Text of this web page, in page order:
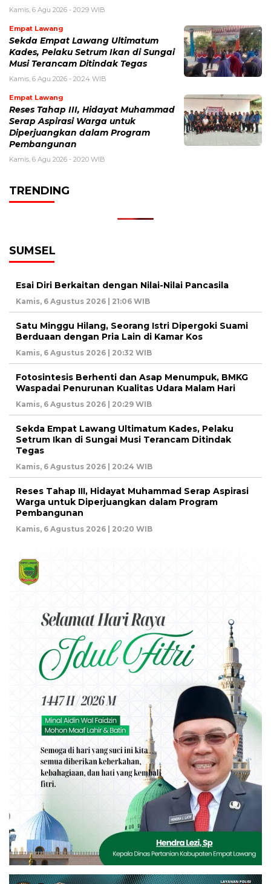
Kamis, 6 Agu 2026 - 20:29 WIB
Empat Lawang
Sekda Empat Lawang Ultimatum
Kades, Pelaku Setrum Ikan di Sungai
Musi Terancam Ditindak Tegas
Kamis, 6 Agu 2026 - 20:24 WIB
Empat Lawang
Reses Tahap III, Hidayat Muhammad
Serap Aspirasi Warga untuk
Diperjuangkan dalam Program
Pembangunan
Kamis, 6 Agu 2026 - 20:20 WIB
TRENDING
SUMSEL
Esai Diri Berkaitan dengan Nilai-Nilai Pancasila
Kamis, 6 Agustus 2026 | 21:06 WIB
Satu Minggu Hilang, Seorang Istri Dipergoki Suami
Berduaan dengan Pria Lain di Kamar Kos
Kamis, 6 Agustus 2026 | 20:32 WIB
Fotosintesis Berhenti dan Asap Menumpuk, BMKG
Waspadai Penurunan Kualitas Udara Malam Hari
Kamis, 6 Agustus 2026 | 20:29 WIB
Sekda Empat Lawang Ultimatum Kades, Pelaku
Setrum Ikan di Sungai Musi Terancam Ditindak
Tegas
Kamis, 6 Agustus 2026 | 20:24 WIB
Reses Tahap III, Hidayat Muhammad Serap Aspirasi
Warga untuk Diperjuangkan dalam Program
Pembangunan
Kamis, 6 Agustus 2026 | 20:20 WIB